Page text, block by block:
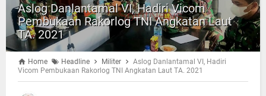
Aslog Danlantamal VI, Hadiri Vicom
Pembukaan Rakorlog TNI Angkatan Laut
TA. 2021
Home Headline Militer
Aslog Danlantamal VI, Hadiri
Vicom Pembukaan Rakorlog TNI Angkatan Laut TA. 2021